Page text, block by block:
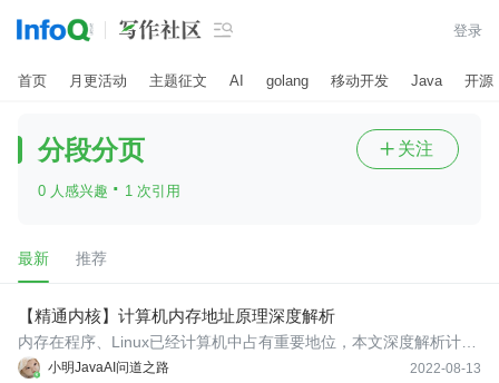
 登录
首页 月更活动 主题征文 AI golang 移动开发 Java 开源
分段分页
0 人感兴趣 · 1 次引用
 关注
最新 推荐
【精通内核】计算机内存地址原理深度解析
小明JavaAI问道之路 2022-08-13
内存在程序、Linux已经计算机中占有重要地位，本文深度解析计算
机内存地址的原理，通过编译时的内存原理，深入浅出逐步讲解物